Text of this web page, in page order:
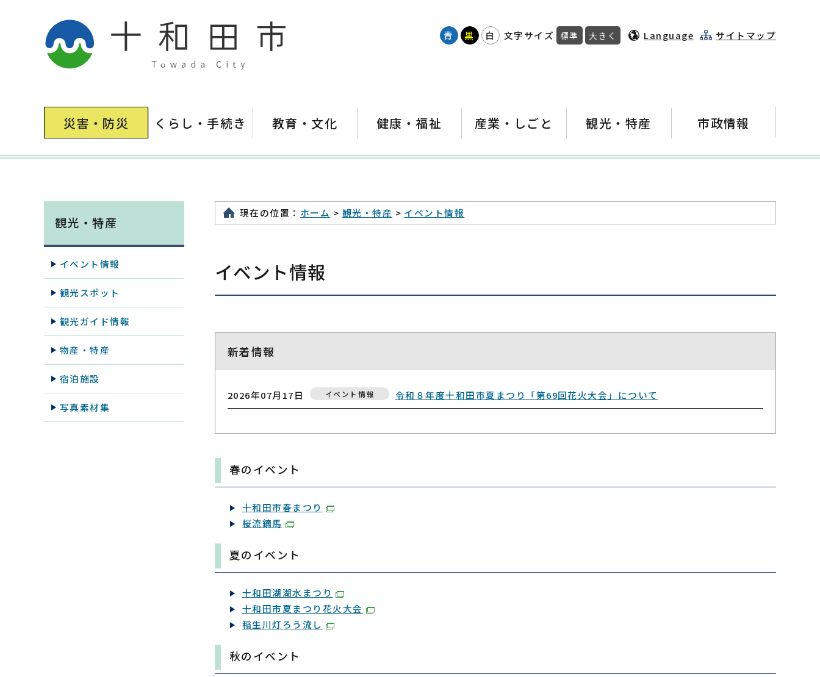
青 黒 白 文字サイズ 標準 大きく Language サイトマップ
災害・防災 くらし・手続き 教育・文化 健康・福祉 産業・しごと 観光・特産 市政情報
現在の位置： ホーム > 観光・特産 > イベント情報
イベント情報
新着情報
2026年07月17日 イベント情報 令和８年度十和田市夏まつり「第69回花火大会」について
春のイベント
十和田市春まつり
桜流鏑馬
夏のイベント
十和田湖湖水まつり
十和田市夏まつり花火大会
稲生川灯ろう流し
秋のイベント
観光・特産
イベント情報
観光スポット
観光ガイド情報
物産・特産
宿泊施設
写真素材集